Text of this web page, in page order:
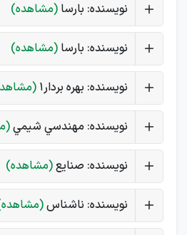
نویسنده: بارسا (مشاهده)
نویسنده: بارسا (مشاهده)
نویسنده: بهره بردار۱
نویسنده: مهندسي شيمي
نویسنده: صنایع(مشاهده)
نویسنده: ناشناس